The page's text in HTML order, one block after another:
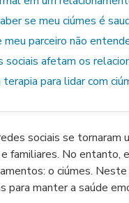
se meu ciúmes é
parceiro não
sociais afetam os
para lidar com
sociais se tornaram
familiares. No
o ciúmes.
para manter a saúde